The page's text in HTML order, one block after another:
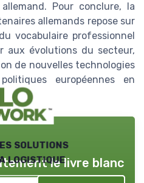
Pour conclure, la
allemands repose sur
vocabulaire professionnel
aux évolutions du secteur,
de nouvelles technologies
européennes en
solutions
logistiquele livre blanc